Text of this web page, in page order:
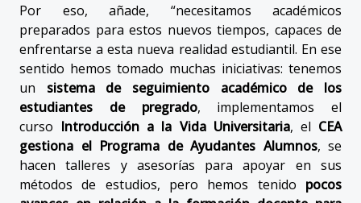
Por eso, añade, “necesitamos académicos
preparados para estos nuevos tiempos, capaces de
enfrentarse a esta nueva realidad estudiantil. En ese
sentido hemos tomado muchas iniciativas: tenemos
un sistema de seguimiento académico de los
estudiantes de pregrado, implementamos el
curso Introducción a la Vida Universitaria, el CEA
gestiona el Programa de Ayudantes Alumnos, se
hacen talleres y asesorías para apoyar en sus
métodos de estudios, pero hemos tenido pocos